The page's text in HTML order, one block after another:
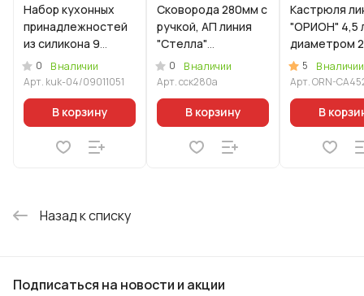
Набор кухонных
принадлежностей
из силикона 9
предметов Гранит
оригинальный
0
В наличии
Арт. kuk-04/09011051
В корзину
Сковорода 280мм с
ручкой, АП линия
"Стелла"
(капучино)
0
В наличии
Арт.сск280а
В корзину
Кастрюля
"ОРИОН" 4,5
диаметром
со
крышкой
5
В наличии
Арт.ORN-
В
Назад к списку
Подписаться на новости и акции